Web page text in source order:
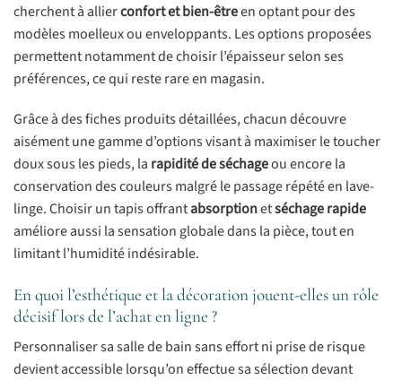
cherchent à allierconfort et bien-êtreen optant pour des
modèles moelleux ou enveloppants. Les options proposées
permettent notamment de choisir l’épaisseur selon ses
préférences, ce qui reste rare en magasin.
Grâce à des fiches produits détaillées, chacun découvre
aisément une gamme d’options visant à maximiser le toucher
doux sous les pieds, la rapidité de séchageou encore la
conservation des couleurs malgré le passage répété en lave-
linge. Choisir un tapis offrantabsorptionetséchage rapide
améliore aussi la sensation globale dans la pièce, tout en
limitant l’humidité indésirable.
En quoi l’esthétique et la décoration jouent-elles un rôle
décisif lors de l’achat en ligne ?
Personnaliser sa salle de bain sans effort ni prise de risque
devient accessible lorsqu’on effectue sa sélection devant